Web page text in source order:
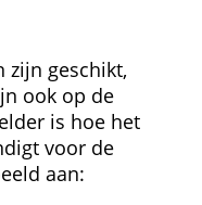
zijn geschikt,
ook op de
is hoe het
voor de
aan: